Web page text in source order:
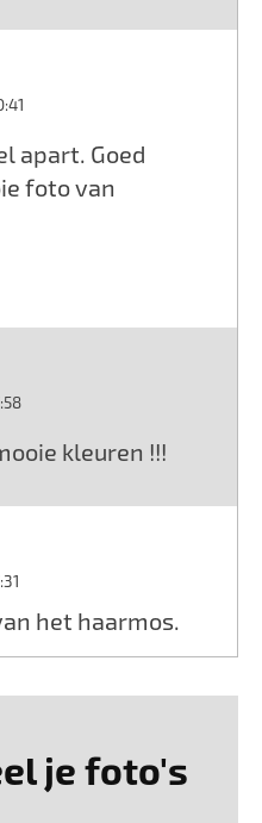
apart. Goed
foto van
kleuren !!!
het haarmos.
je foto's